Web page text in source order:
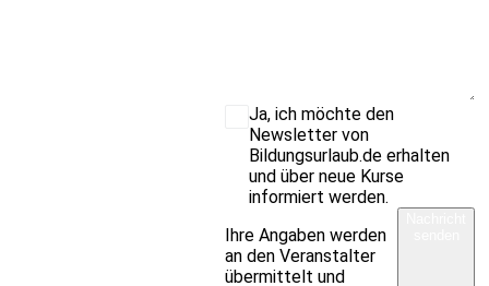
Ja, ich möchte den
Newsletter von
Bildungsurlaub.de erhalten
und über neue Kurse
informiert werden.
Ihre Angaben werden
an den Veranstalter
übermittelt und